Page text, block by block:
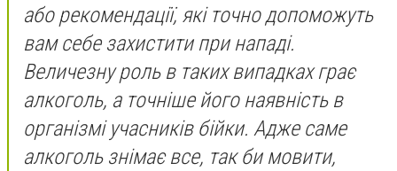
або рекомендації, які точно допоможуть
вам себе захистити при нападі.
Величезну роль в таких випадках грає
алкоголь, а точніше його наявність в
організмі учасників бійки. Адже саме
алкоголь знімає все, так би мовити,